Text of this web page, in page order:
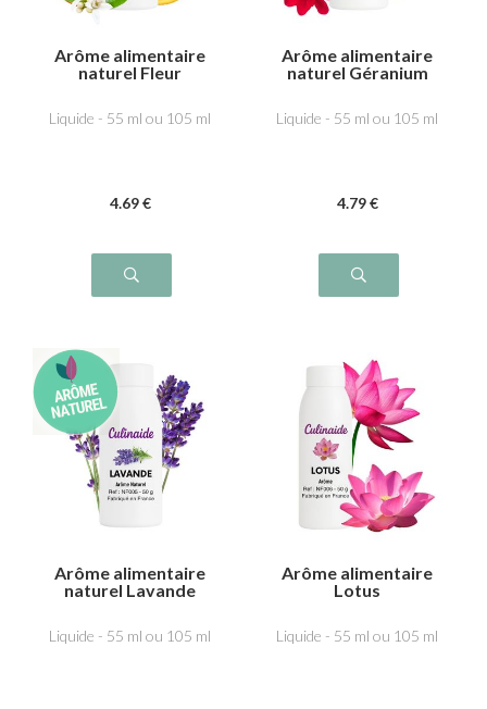
Arôme alimentaire
naturel Fleur
Liquide - 55 ml ou 105 ml
4.69 €
Arôme alimentaire
naturel Géranium
Liquide - 55 ml ou 105 ml
4.79 €
Arôme alimentaire
naturel Lavande
Liquide - 55 ml ou 105 ml
Arôme alimentaire
Lotus
Liquide - 55 ml ou 105 ml